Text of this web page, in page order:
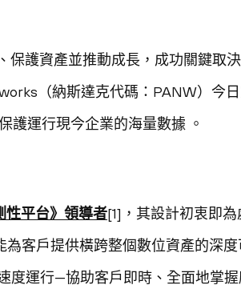
保護資產並推動成長，成功關鍵取
（納斯達克代碼：PANW）今
護運行現今企業的海量數據 。
平台》領導者[1]，其設計初衷即
客戶提供橫跨整個數位資產的深
度運行—協助客戶即時、全面地掌